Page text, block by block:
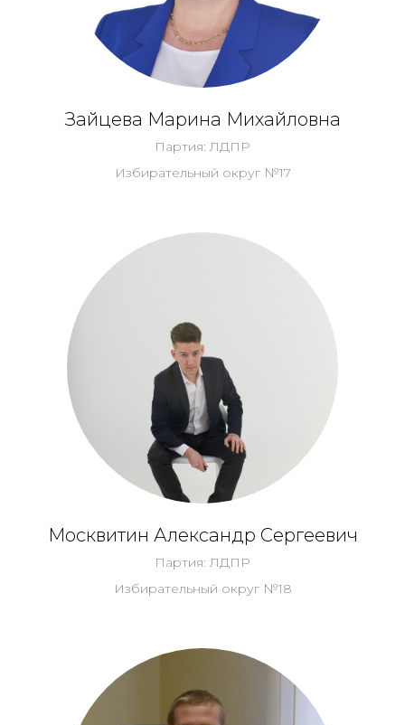
Зайцева Марина Михайловна
Партия: ЛДПР
Избирательный округ №17
Москвитин Александр Сергеевич
Партия: ЛДПР
Избирательный округ №18